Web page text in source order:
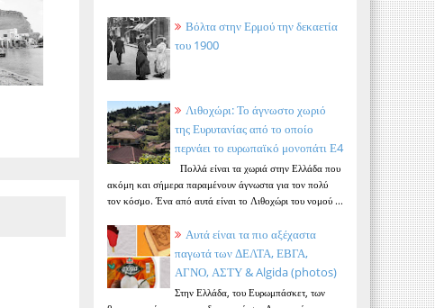
Βόλτα στην Ερμού την δεκαετία
του 1900
Λιθοχώρι: Το άγνωστο χωριό
της Ευρυτανίας από το οποίο
περνάει το ευρωπαϊκό μονοπάτι Ε4
Πολλά είναι τα χωριά στην Ελλάδα που
ακόμη και σήμερα παραμένουν άγνωστα για τον πολύ
τον κόσμο. Ένα από αυτά είναι το Λιθοχώρι του νομού ...
Αυτά είναι τα πιο αξέχαστα
παγωτά των ΔΕΛΤΑ, ΕΒΓΑ,
ΑΓΝΟ, ΑΣΤΥ & Algida (photos)
Στην Ελλάδα, του Ευρωμπάσκετ, των